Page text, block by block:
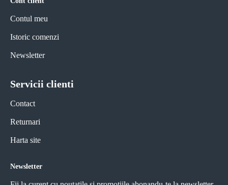
Contul meu
Istoric comenzi
Newsletter
Servicii clienti
Contact
Returnari
Harta site
Newsletter